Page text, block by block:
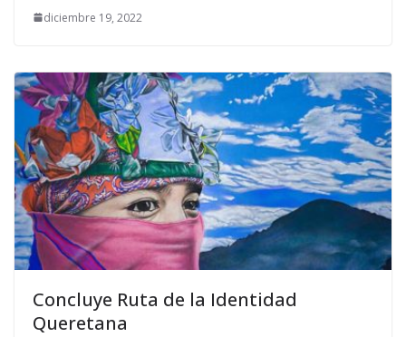
diciembre 19, 2022
Concluye Ruta de la Identidad
Queretana